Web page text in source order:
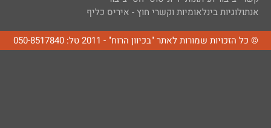
אנתולוגיות בינלאומיות וקשרי חוץ - איריס כליף
© כל הזכויות שמורות לאתר "בכיוון הרוח" - 2011 טל: 050-8517840